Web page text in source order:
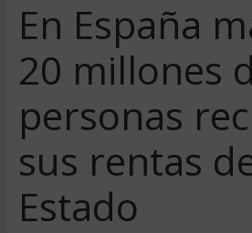
En España
20 millones
personas
sus rentas
Estado